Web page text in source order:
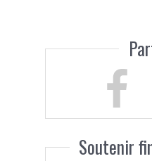
Soutenir